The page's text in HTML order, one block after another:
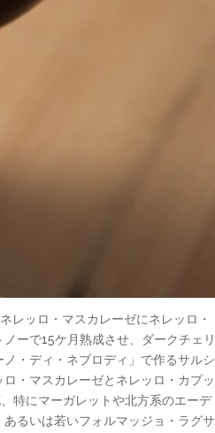
レッロ・マスカレーゼにネレッロ・
ーで15ケ月熟成させ、ダークチェリ
・ディ・ネブロディ」で作るサルシ
・マスカレーゼとネレッロ・カプッ
特にマーガレットや北方系のエーデ
るいは若いフォルマッジョ・ラグサ